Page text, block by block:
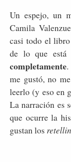
Un espejo, un
Camila
casi todo el
de lo que está
completamente
me gustó, no
leerlo (y eso en
La narración es
que ocurre la
gustan los